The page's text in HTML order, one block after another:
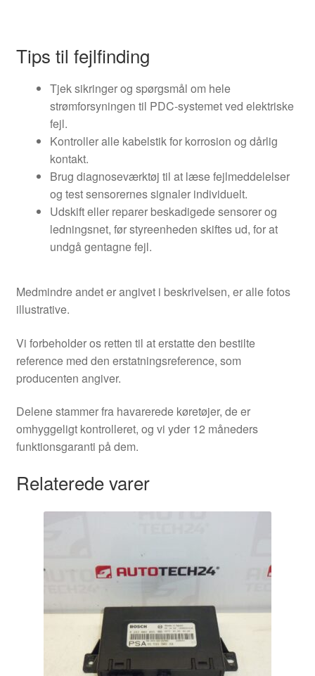
Tips til fejlfinding
Tjek sikringer og spørgsmål om hele
strømforsyningen til PDC-systemet ved elektriske
fejl.
Kontroller alle kabelstik for korrosion og dårlig
kontakt.
Brug diagnoseværktøj til at læse fejlmeddelelser
og test sensorernes signaler individuelt.
Udskift eller reparer beskadigede sensorer og
ledningsnet, før styreenheden skiftes ud, for at
undgå gentagne fejl.
Medmindre andet er angivet i beskrivelsen, er alle fotos
illustrative.
Vi forbeholder os retten til at erstatte den bestilte
reference med den erstatningsreference, som
producenten angiver.
Delene stammer fra havarerede køretøjer, de er
omhyggeligt kontrolleret, og vi yder 12 måneders
funktionsgaranti på dem.
Relaterede varer